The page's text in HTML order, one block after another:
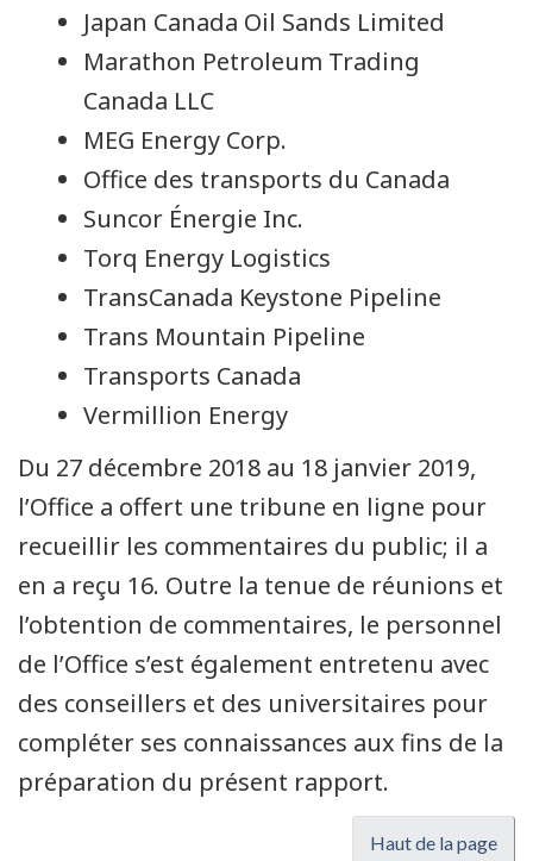
Japan Canada Oil Sands Limited
Marathon Petroleum Trading
Canada LLC
MEG Energy Corp.
Office des transports du Canada
Suncor Énergie Inc.
Torq Energy Logistics
TransCanada Keystone Pipeline
Trans Mountain Pipeline
Transports Canada
Vermillion Energy
Du 27 décembre 2018 au 18 janvier 2019,
l’Office a offert une tribune en ligne pour
recueillir les commentaires du public; il a
en a reçu 16. Outre la tenue de réunions et
l’obtention de commentaires, le personnel
de l’Office s’est également entretenu avec
des conseillers et des universitaires pour
compléter ses connaissances aux fins de la
préparation du présent rapport.
Haut de la page